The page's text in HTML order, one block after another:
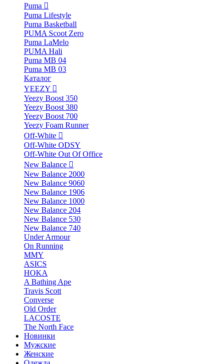
Puma
Puma Lifestyle
Puma Basketball
PUMA Scoot Zero
Puma LaMelo
PUMA Hali
Puma MB 04
Puma MB 03
Каталог
YEEZY
Yeezy Boost 350
Yeezy Boost 380
Yeezy Boost 700
Yeezy Foam Runner
Off-White
Off-White ODSY
Off-White Out Of Office
New Balance
New Balance 2000
New Balance 9060
New Balance 1906
New Balance 1000
New Balance 204
New Balance 530
New Balance 740
Under Armour
On Running
MMY
ASICS
HOKA
A Bathing Ape
Travis Scott
Converse
Old Order
LACOSTE
The North Face
Новинки
Мужские
Женские